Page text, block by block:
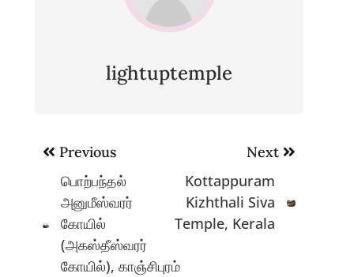
lightuptemple
Post
navigation
Previous
பொற்பந்தல்
அனுமீஸ்வரர்
கோயில்
(அகஸ்தீஸ்வரர்
கோயில்), காஞ்சிபுரம்
Next
Kottappuram
Kizhthali Siva
Temple, Kerala